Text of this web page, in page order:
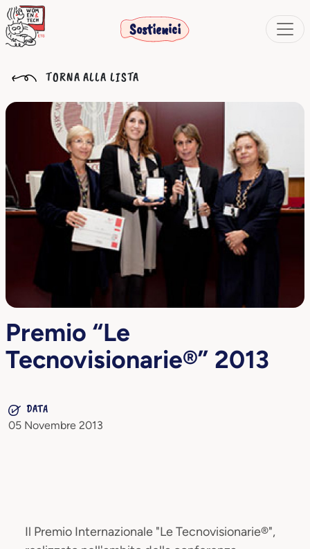
Sostienici
TORNA ALLA LISTA
Premio “Le
Tecnovisionarie®” 2013
DATA
05 Novembre 2013
Il Premio Internazionale "Le Tecnovisionarie®",